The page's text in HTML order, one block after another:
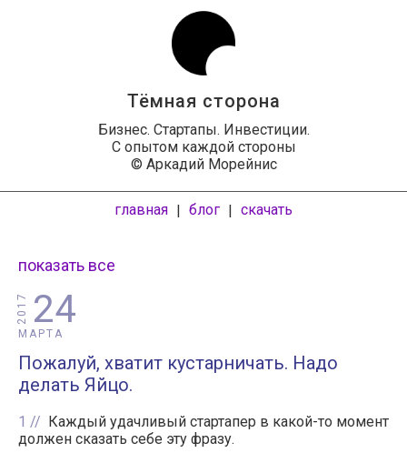
Тёмная сторона
Бизнес. Стартапы. Инвестиции.
С опытом каждой стороны
© Аркадий Морейнис
главная | блог | скачать
показать все
24
МАРТА
2017
Пожалуй, хватит кустарничать. Надо
делать Яйцо.
1
Каждый удачливый стартапер в какой-то момент
должен сказать себе эту фразу.